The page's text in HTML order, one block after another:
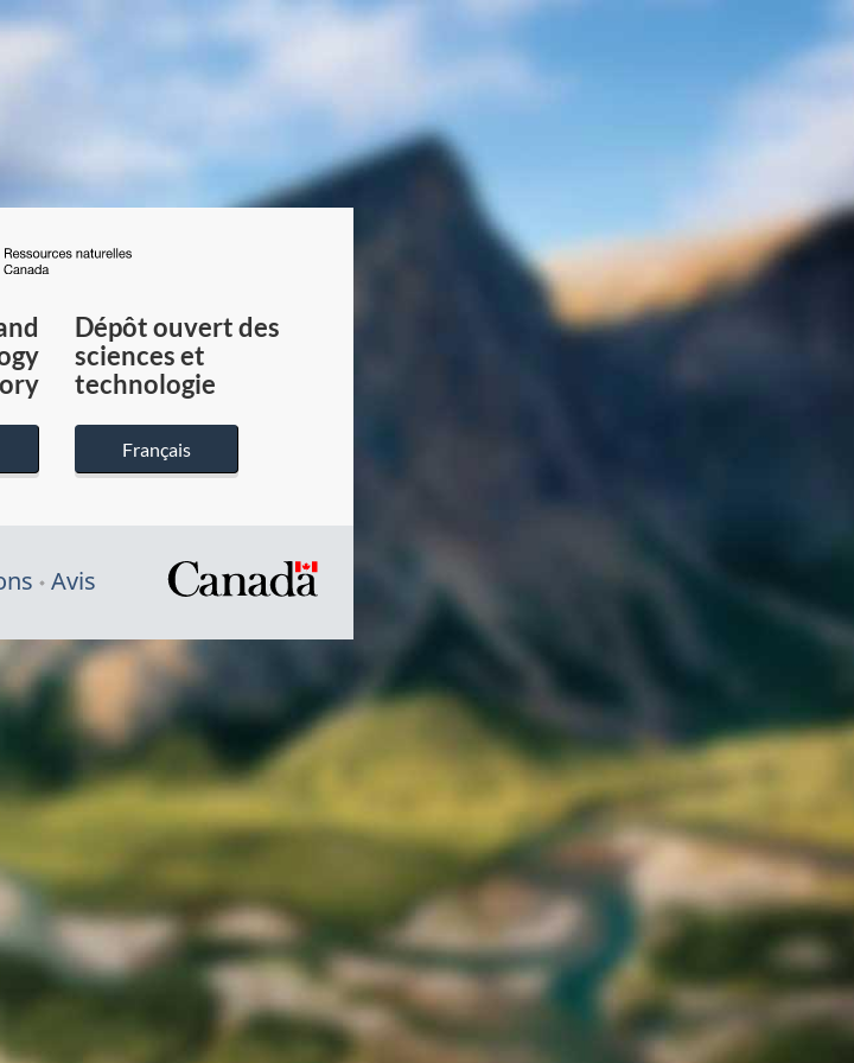
du
Canada
Dépôt ouvert des
sciences et
technologie
Français
Avis
/
gouvernement
du